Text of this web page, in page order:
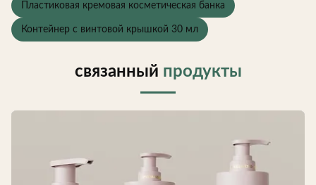
Пластиковая кремовая косметическая банка
Контейнер с винтовой крышкой 30 мл
связанный продукты